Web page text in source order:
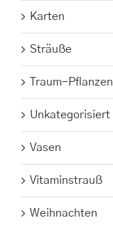
Karten
Sträuße
Traum-Pflanzen
Unkategorisiert
Vasen
Vitaminstrauß
Weihnachten